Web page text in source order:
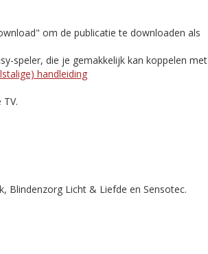
om de publicatie te downloaden als
speler, die je gemakkelijk kan koppelen met
handleiding
Blindenzorg Licht & Liefde en Sensotec.